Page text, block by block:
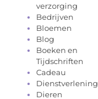
verzorging
Bedrijven
Bloemen
Blog
Boeken en
Tijdschriften
Cadeau
Dienstverlening
Dieren